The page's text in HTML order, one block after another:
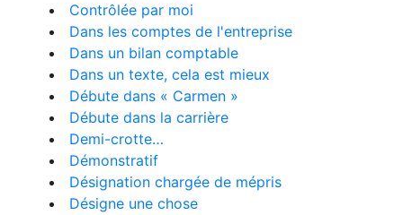
Contrôlée par moi
Dans les comptes de l'entreprise
Dans un bilan comptable
Dans un texte, cela est mieux
Débute dans « Carmen »
Débute dans la carrière
Demi-crotte…
Démonstratif
Désignation chargée de mépris
Désigne une chose